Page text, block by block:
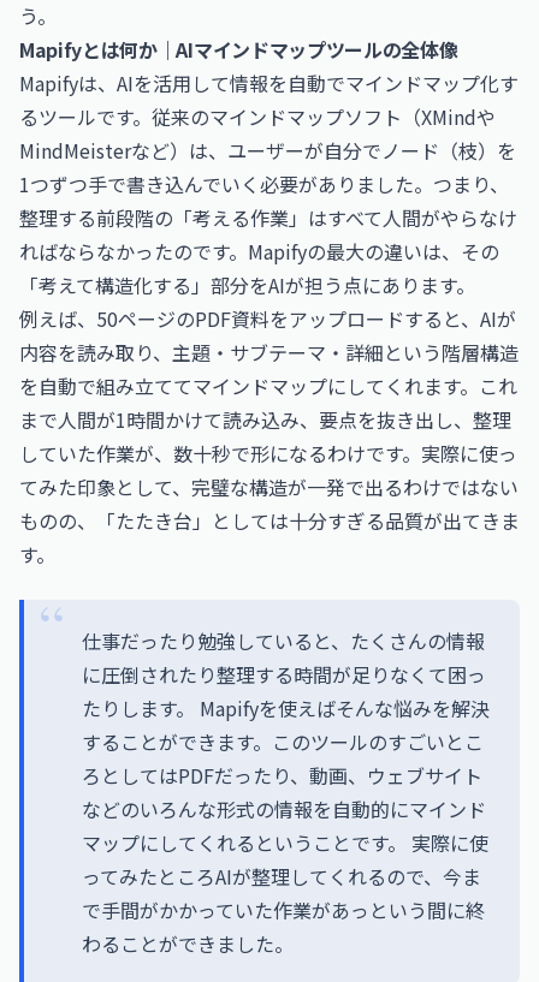
う。
Mapifyとは何か｜AIマインドマップツールの全体像
Mapifyは、AIを活用して情報を自動でマインドマップ化す
るツールです。従来のマインドマップソフト（XMindや
MindMeisterなど）は、ユーザーが自分でノード（枝）を
1つずつ手で書き込んでいく必要がありました。つまり、
整理する前段階の「考える作業」はすべて人間がやらなけ
ればならなかったのです。Mapifyの最大の違いは、その
「考えて構造化する」部分をAIが担う点にあります。
例えば、50ページのPDF資料をアップロードすると、AIが
内容を読み取り、主題・サブテーマ・詳細という階層構造
を自動で組み立ててマインドマップにしてくれます。これ
まで人間が1時間かけて読み込み、要点を抜き出し、整理
していた作業が、数十秒で形になるわけです。実際に使っ
てみた印象として、完璧な構造が一発で出るわけではない
ものの、「たたき台」としては十分すぎる品質が出てきま
す。
仕事だったり勉強していると、たくさんの情報
に圧倒されたり整理する時間が足りなくて困っ
たりします。 Mapifyを使えばそんな悩みを解決
することができます。このツールのすごいとこ
ろとしてはPDFだったり、動画、ウェブサイト
などのいろんな形式の情報を自動的にマインド
マップにしてくれるということです。 実際に使
ってみたところAIが整理してくれるので、今ま
で手間がかかっていた作業があっという間に終
わることができました。